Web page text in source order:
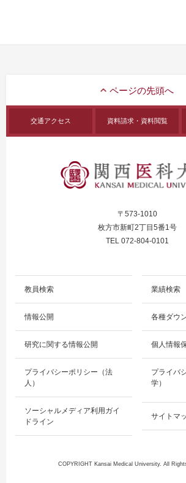
交通アクセス 資料請求・資料閲覧
〒573-1010
枚方市新町2丁目5番1号
TEL 072-804-0101
教員検索 業績検索
情報公開 各種ダウ
研究に関する情報公開 個人情報
プライバシーポリシー（法
人）
プライバ
学）
ソーシャルメディア利用ガイ
ドライン
サイトマ
COPYRIGHT Kansai Medical University. All